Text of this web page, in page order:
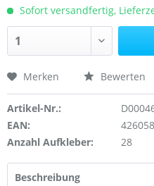
Sofort versandfertig,
Merken Bewerten
Artikel-Nr.:
EAN:
Anzahl Aufkleber:
28
Beschreibung